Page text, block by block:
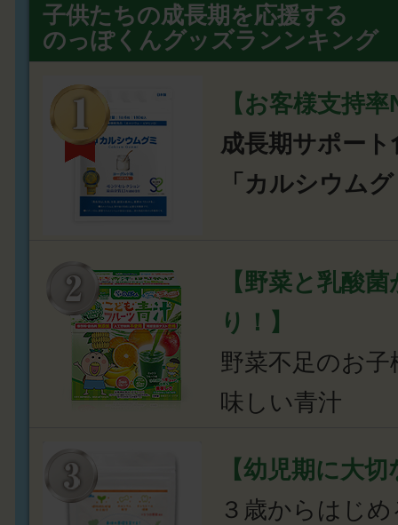
子供たちの成長期を応援する
のっぽくんグッズランンキング
【お客様支持
成長期サポート
「カルシウム
【野菜と乳酸
り！】
野菜不足のお
味しい青汁
【幼児期に大
３歳からはじ